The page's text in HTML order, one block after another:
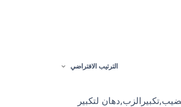
الترتيب الافتراضي
لتكبير